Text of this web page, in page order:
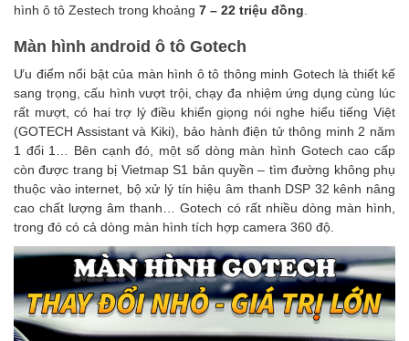
hình ô tô Zestech trong khoảng 7 – 22 triệu đồng.
Màn hình android ô tô Gotech
Ưu điểm nổi bật của màn hình ô tô thông minh Gotech là thiết kế
sang trọng, cấu hình vượt trội, chạy đa nhiệm ứng dụng cùng lúc
rất mượt, có hai trợ lý điều khiển giọng nói nghe hiểu tiếng Việt
(GOTECH Assistant và Kiki), bảo hành điện tử thông minh 2 năm
1 đổi 1… Bên cạnh đó, một số dòng màn hình Gotech cao cấp
còn được trang bị Vietmap S1 bản quyền – tìm đường không phụ
thuộc vào internet, bộ xử lý tín hiệu âm thanh DSP 32 kênh nâng
cao chất lượng âm thanh… Gotech có rất nhiều dòng màn hình,
trong đó có cả dòng màn hình tích hợp camera 360 độ.